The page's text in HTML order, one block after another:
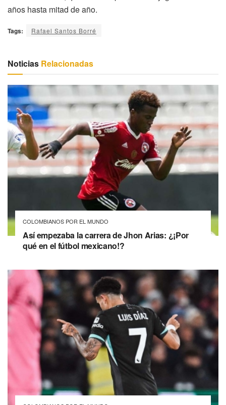
años hasta mitad de año.
Tags: Rafael Santos Borré
Noticias Relacionadas
COLOMBIANOS POR EL MUNDO
Así empezaba la carrera de Jhon Arias: ¿¡Por
qué en el fútbol mexicano!?